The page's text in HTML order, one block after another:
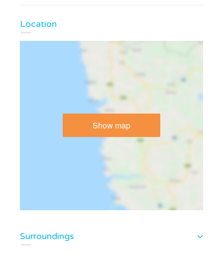
Location
Show map
Surroundings